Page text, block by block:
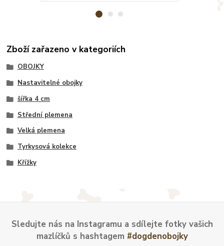
Zboží zařazeno v kategoriích
OBOJKY
Nastavitelné obojky
šířka 4 cm
Střední plemena
Velká plemena
Tyrkysová kolekce
Křížky
Sledujte nás na Instagramu a sdílejte fotky vašich
mazlíčků s hashtagem #dogdenobojky